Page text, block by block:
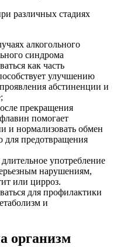
различных стадиях
алкогольного
синдрома
как часть
улучшению
абстиненции и
прекращения
помогает
и нормализовать обмен
для предотвращения
употребление
нарушениям,
или цирроз.
для профилактики
и
организм